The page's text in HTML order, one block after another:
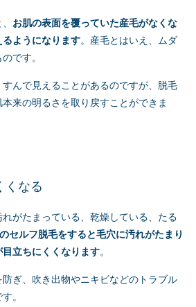
お肌の表面を覆っていた産毛がなくな
るようになります。産毛とはいえ、ムダ
です。
んで見えることがあるのですが、脱毛
来の明るさを取り戻すことができま
くなる
がたまっている、乾燥している、たる
セルフ脱毛をすると毛穴に汚れがたまり
立ちにくくなります。
ぎ、吹き出物やニキビなどのトラブル
。